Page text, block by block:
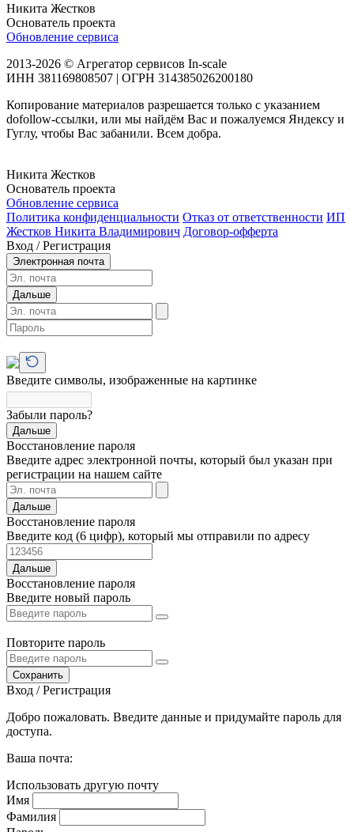
Никита Жестков
Основатель проекта
Обновление сервиса
2013-2026 © Агрегатор сервисов In-scale
ИНН 381169808507 | ОГРН 314385026200180
Копирование материалов разрешается только с указанием
dofollow-ссылки, или мы найдём Вас и пожалуемся Яндексу и
Гуглу, чтобы Вас забанили. Всем добра.
Никита Жестков
Основатель проекта
Обновление сервиса
Политика конфиденциальности Отказ от ответственности ИП
Жестков Никита Владимирович Договор-офферта
Вход / Регистрация
Электронная почта
Дальше
Введите символы, изображенные на картинке
Забыли пароль?
Дальше
Восстановление пароля
Введите адрес электронной почты, который был указан при
регистрации на нашем сайте
Дальше
Восстановление пароля
Введите код (6 цифр), который мы отправили по адресу
Дальше
Восстановление пароля
Введите новый пароль
Повторите пароль
Сохранить
Вход / Регистрация
Добро пожаловать. Введите данные и придумайте пароль для
доступа.
Ваша почта:
Использовать другую почту
Имя
Фамилия